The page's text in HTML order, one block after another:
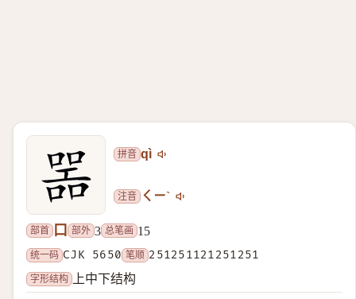
拼音 qì
注音 ㄑㄧˋ
部首 口 部外 3 总笔画 15
统一码 CJK 5650 笔顺 251251121251251
字形结构
上中下结构